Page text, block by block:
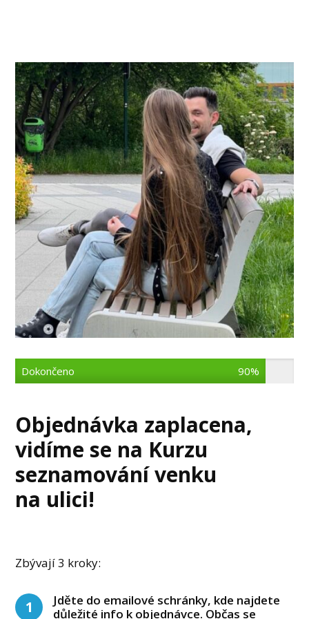
Dokončeno 90%
Objednávka zaplacena,
vidíme se na Kurzu
seznamování venku
na ulici!
Zbývají 3 kroky:
1
Jděte do emailové schránky, kde najdete
důležité info k objednávce. Občas se